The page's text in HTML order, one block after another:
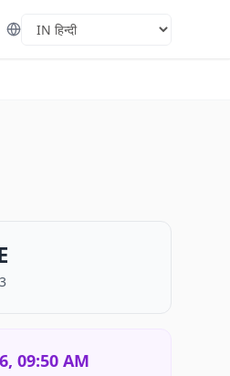
Select Language
09:50 AM